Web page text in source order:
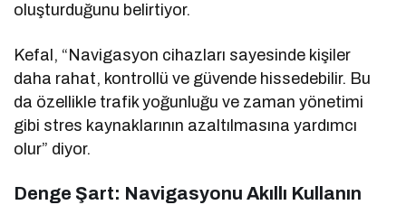
oluşturduğunu belirtiyor.
Kefal, “Navigasyon cihazları sayesinde kişiler
daha rahat, kontrollü ve güvende hissedebilir. Bu
da özellikle trafik yoğunluğu ve zaman yönetimi
gibi stres kaynaklarının azaltılmasına yardımcı
olur” diyor.
Denge Şart: Navigasyonu Akıllı Kullanın